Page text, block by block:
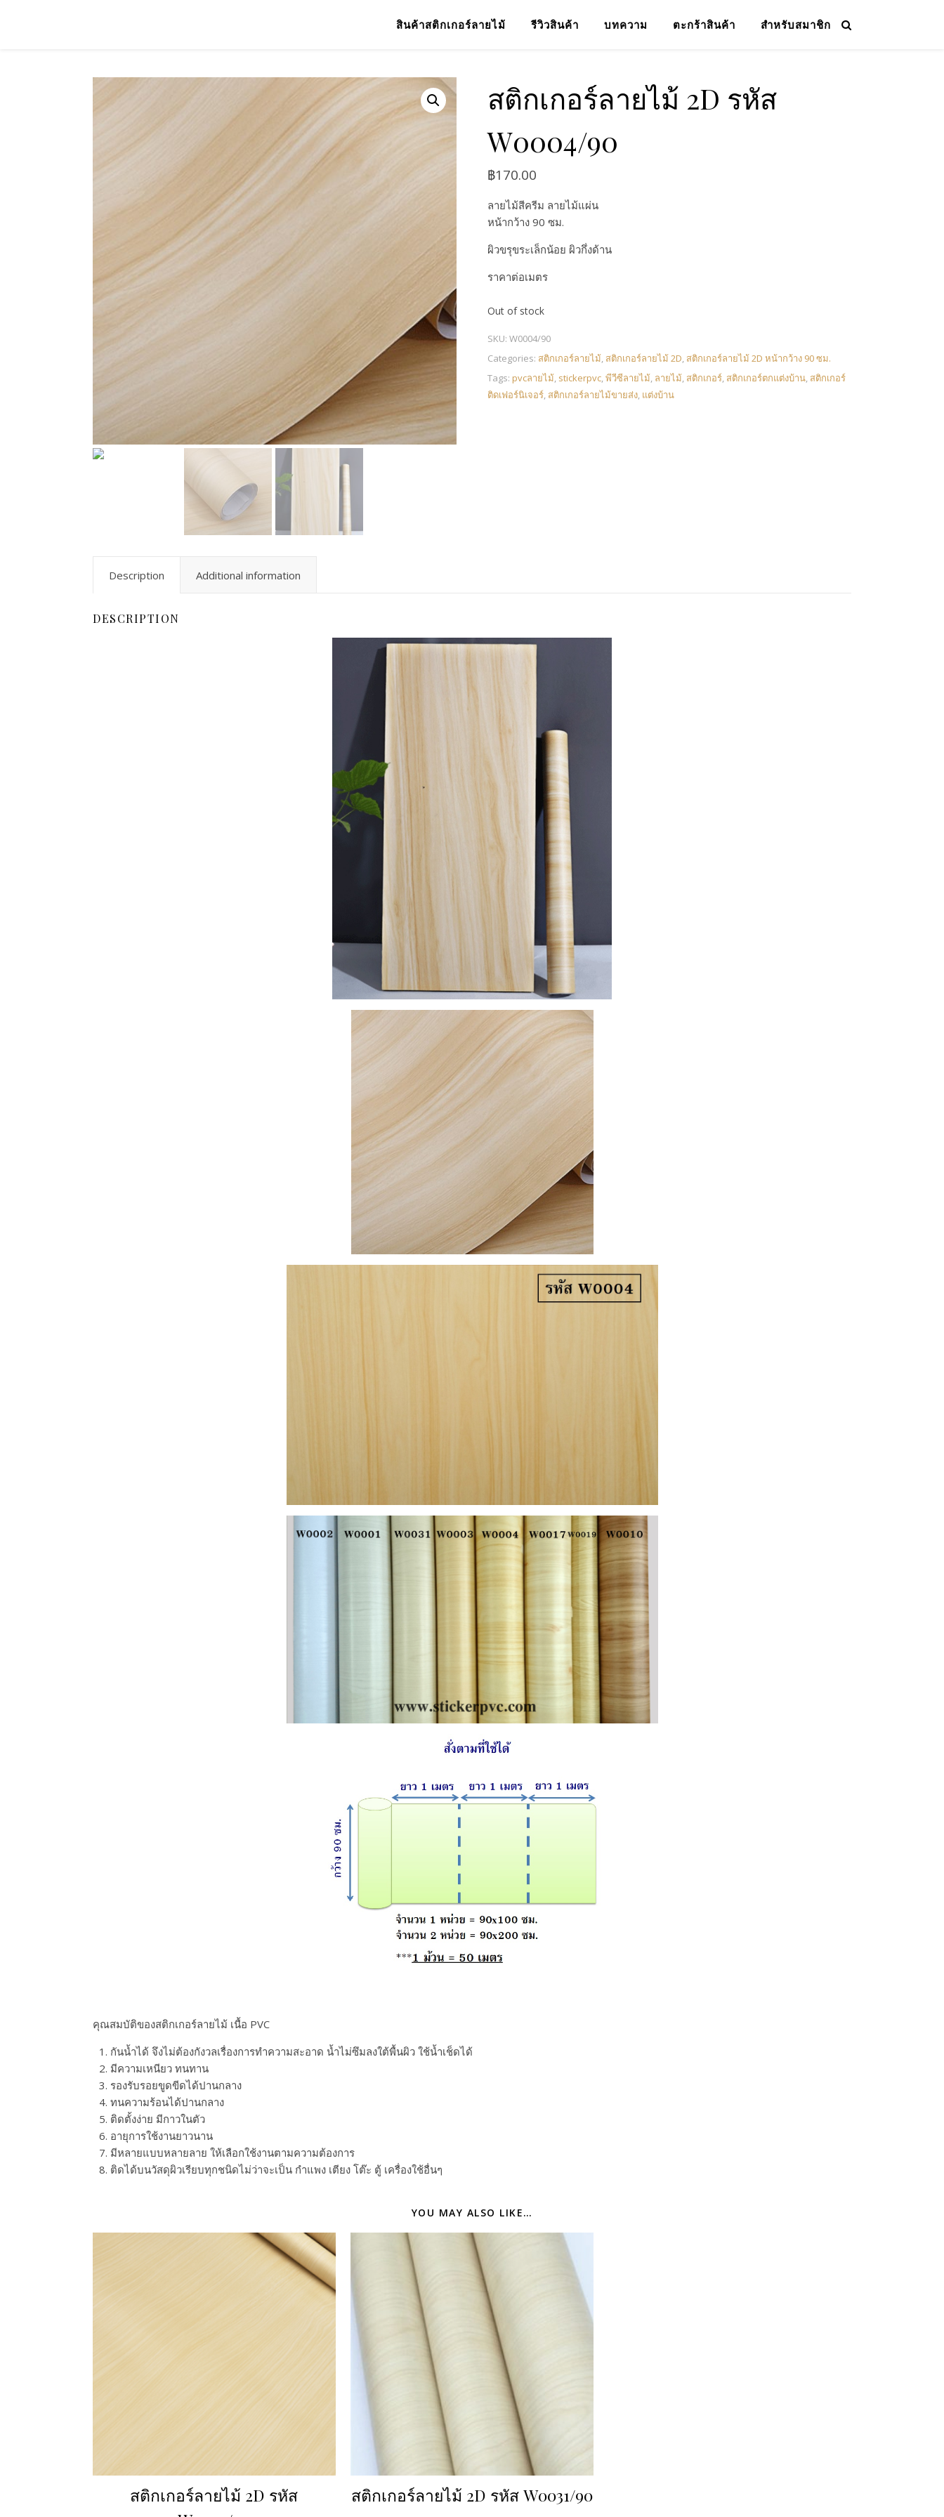
สินค้าสติกเกอร์ลายไม้ รีวิวสินค้า บทความ ตะกร้าสินค้า สำหรับสมาชิก
สติกเกอร์ลายไม้ 2D รหัส
W0004/90
฿170.00
ลายไม้สีครีม ลายไม้แผ่น
หน้ากว้าง 90 ซม.
ผิวขรุขระเล็กน้อย ผิวกึ่งด้าน
ราคาต่อเมตร
Out of stock
SKU: W0004/90
Categories: สติกเกอร์ลายไม้, สติกเกอร์ลายไม้ 2D, สติกเกอร์ลายไม้ 2D หน้ากว้าง 90 ซม.
Tags: pvcลายไม้, stickerpvc,พีวีซีลายไม้, ลายไม้, สติกเกอร์, สติกเกอร์ตกแต่งบ้าน, สติกเกอร์
ติดเฟอร์นิเจอร์, สติกเกอร์ลายไม้ขายส่ง, แต่งบ้าน
Description Additional information
DESCRIPTION
คุณสมบัติของสติกเกอร์ลายไม้ เนื้อ PVC
กันน้ำได้ จึงไม่ต้องกังวลเรื่องการทำความสะอาด น้ำไม่ซึมลงใต้พื้นผิว ใช้น้ำเช็ดได้
มีความเหนียว ทนทาน
รองรับรอยขูดขีดได้ปานกลาง
ทนความร้อนได้ปานกลาง
ติดตั้งง่าย มีกาวในตัว
อายุการใช้งานยาวนาน
มีหลายแบบหลายลาย ให้เลือกใช้งานตามความต้องการ
ติดได้บนวัสดุผิวเรียบทุกชนิดไม่ว่าจะเป็น กำแพง เตียง โต๊ะ ตู้ เครื่องใช้อื่นๆ
YOU MAY ALSO LIKE…
สติกเกอร์ลายไม้ 2D รหัส
สติกเกอร์ลายไม้ 2D รหัส W0031/90